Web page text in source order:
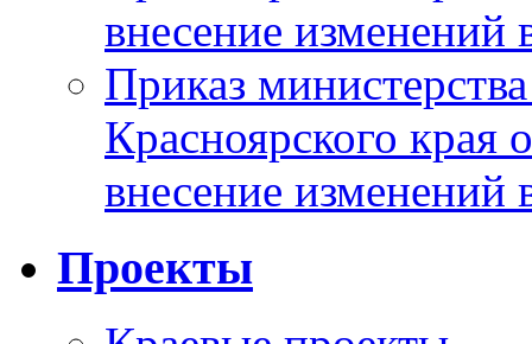
внесение изменений
Приказ
Красноярского
внесение изменений
Проекты